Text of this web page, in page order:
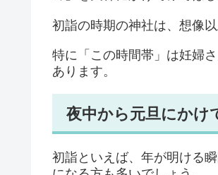
初詣の時期の神社は、想像
特に「この時間帯」は妊婦
あります。
夜中から元旦にかけ
初詣といえば、年が明ける